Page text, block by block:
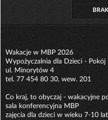
Wakacje w MBP 2026
Wypożyczalnia dla Dzieci - Pokój
ul. Minorytów 4
tel. 77 454 80 30, wew. 201
Co kraj, to obyczaj - wakacyjne
sala konferencyjna MBP
zajęcia dla dzieci w wieku 7-10 lat